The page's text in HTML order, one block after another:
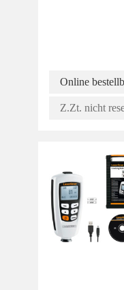
Online
Z.Zt. nicht